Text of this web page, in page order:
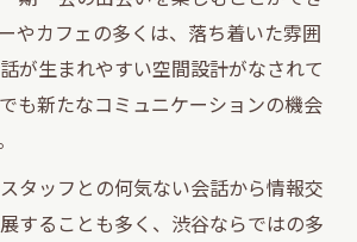
やカフェの多くは、落ち着いた雰囲
が生まれやすい空間設計がなされて
も新たなコミュニケーションの機会
タッフとの何気ない会話から情報交
することも多く、渋谷ならではの多